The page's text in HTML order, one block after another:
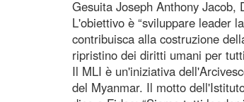
Gesuita Joseph Anthony Jacob,
L'obiettivo è “sviluppare leader
contribuisca alla costruzione
ripristino dei diritti umani per
Il MLI è un'iniziativa
del Myanmar. Il motto